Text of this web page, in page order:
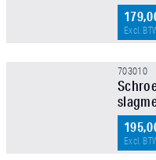
Excl.
703010
Excl.